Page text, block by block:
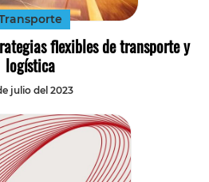
flexibles de transporte y
logística
julio del 2023